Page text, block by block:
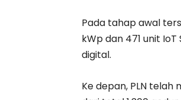
Pada tahap awal
kWp dan 471 unit
digital.
Ke depan, PLN